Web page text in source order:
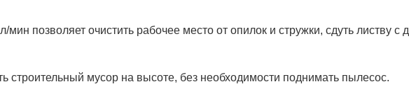
позволяет очистить рабочее место от опилок и стружки, сдуть листву
строительный мусор на высоте, без необходимости поднимать пылесос.